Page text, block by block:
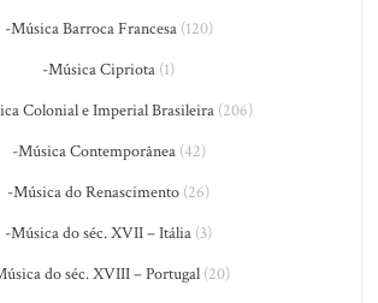
-Música Barroca Francesa(120)
-Música Cipriota (1)
Colonial e Imperial Brasileira(206)
-Música Contemporânea(42)
-Música do Renascimento (26)
-Música do séc. XVII – Itália (3)
do séc. XVIII – Portugal (20)